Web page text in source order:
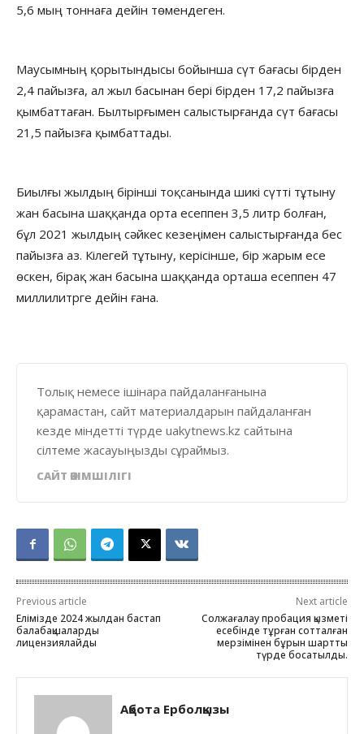
5,6 мың тоннаға дейін төмендеген.
Маусымның қорытындысы бойынша сүт бағасы бірден
2,4 пайызға, ал жыл басынан бері бірден 17,2 пайызға
қымбаттаған. Былтырғымен салыстырғанда сүт бағасы
21,5 пайызға қымбаттады.
Биылғы жылдың бірінші тоқсанында шикі сүтті тұтыну
жан басына шаққанда орта есеппен 3,5 литр болған,
бұл 2021 жылдың сәйкес кезеңімен салыстырғанда бес
пайызға аз. Кілегей тұтыну, керісінше, бір жарым есе
өскен, бірақ жан басына шаққанда орташа есеппен 47
миллилитрге дейін ғана.
Толық немесе ішінара пайдаланғанына
қарамастан, сайт материалдарын пайдаланған
кезде міндетті түрде uakytnews.kz сайтына
сілтеме жасауыңызды сұраймыз.
САЙТ ӘКІМШІЛІГІ
Previous article
Елімізде 2024 жылдан бастап
балабақшаларды
лицензиялайды
Next article
Солжағалау пробация қызметі
есебінде тұрған сотталған
мерзімінен бұрын шартты
түрде босатылды.
Ақбота Ерболқызы